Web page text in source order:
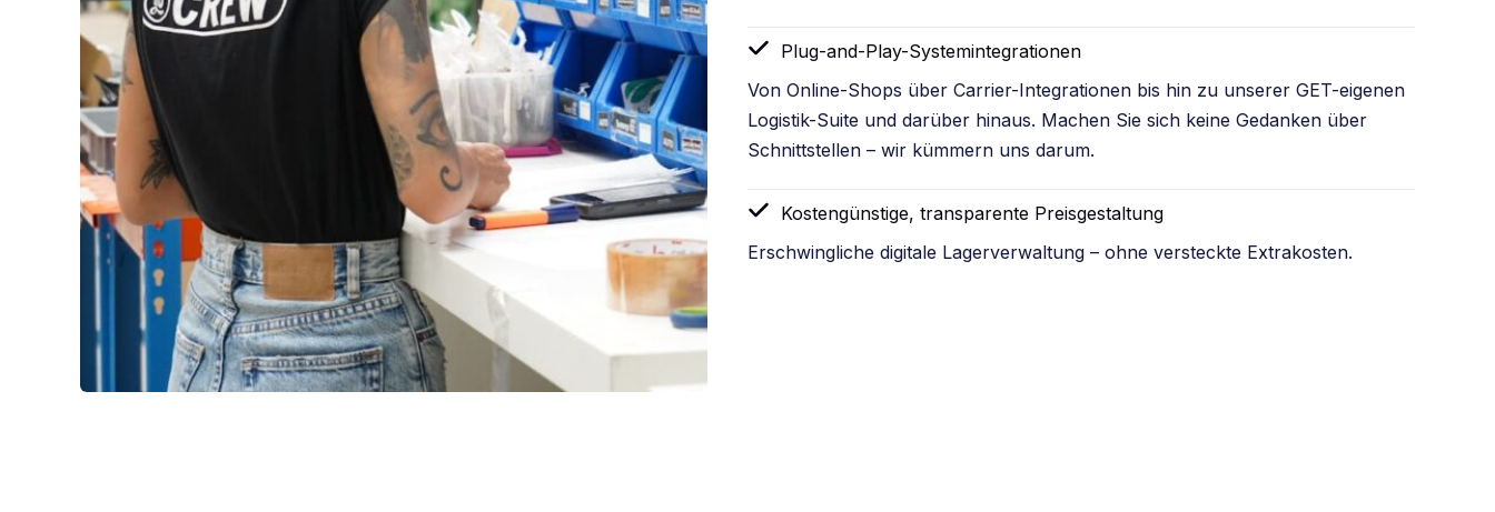
Plug-and-Play-Systemintegrationen
Von Online-Shops über Carrier-Integrationen bis hin zu unserer GET-eigenen
Logistik-Suite und darüber hinaus. Machen Sie sich keine Gedanken über
Schnittstellen – wir kümmern uns darum.
Kostengünstige, transparente Preisgestaltung
Erschwingliche digitale Lagerverwaltung – ohne versteckte Extrakosten.